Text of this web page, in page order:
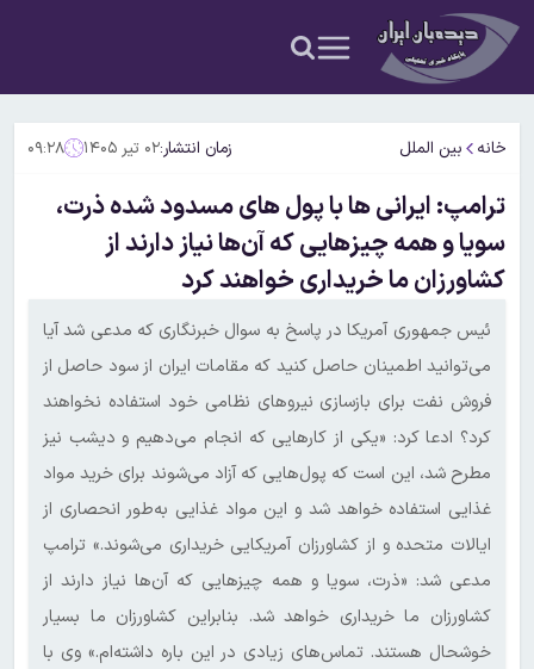
خانه بین الملل زمان انتشار:۰۲ تیر ۱۴۰۵ ۰۹:۲۸
ترامپ: ایرانی ها با پول های مسدود شده ذرت،
سویا و همه چیزهایی که آن‌ها نیاز دارند از
کشاورزان ما خریداری خواهند کرد
ئیس جمهوری آمریکا در پاسخ به سوال خبرنگاری که مدعی شد آیا
می‌توانید اطمینان حاصل کنید که مقامات ایران از سود حاصل از
فروش نفت برای بازسازی نیروهای نظامی خود استفاده نخواهند
کرد؟ ادعا کرد: «یکی از کارهایی که انجام می‌دهیم و دیشب نیز
مطرح شد، این است که پول‌هایی که آزاد می‌شوند برای خرید مواد
غذایی استفاده خواهد شد و این مواد غذایی به‌طور انحصاری از
ایالات متحده و از کشاورزان آمریکایی خریداری می‌شوند.» ترامپ
مدعی شد: «ذرت، سویا و همه چیزهایی که آن‌ها نیاز دارند از
کشاورزان ما خریداری خواهد شد. بنابراین کشاورزان ما بسیار
خوشحال هستند. تماس‌های زیادی در این باره داشته‌ام.» وی با